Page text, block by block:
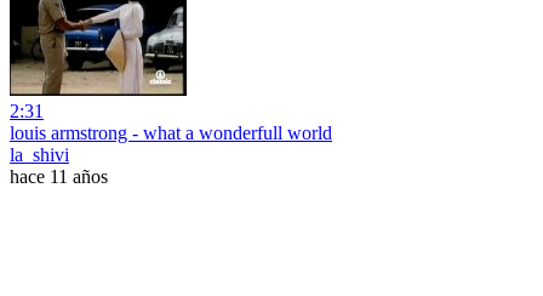
2:31
louis armstrong - what a wonderfull world
la_shivi
hace 11 años